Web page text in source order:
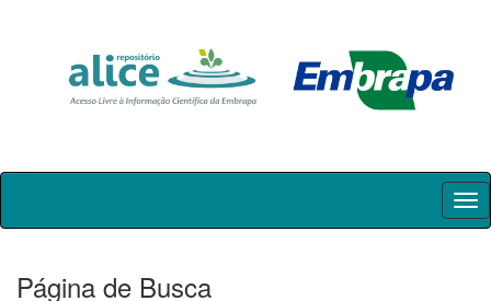
Skip
Página de Busca